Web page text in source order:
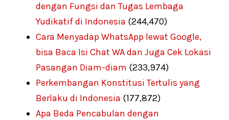
dengan Fungsi dan Tugas Lembaga
Yudikatif di Indonesia (244,470)
Cara Menyadap WhatsApp lewat Google,
bisa Baca Isi Chat WA dan Juga Cek Lokasi
Pasangan Diam-diam (233,974)
Perkembangan Konstitusi Tertulis yang
Berlaku di Indonesia (177,872)
Apa Beda Pencabulan dengan